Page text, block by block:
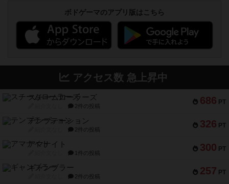
ボドゲーマのアプリ版はこちら
アクセス数 急上昇中
686 PT
スチームローラーズ
2件の投稿
326 PT
テンプテーション
2件の投稿
300 PT
アマナイト
1件の投稿
257 PT
ギャンブラー
2件の投稿